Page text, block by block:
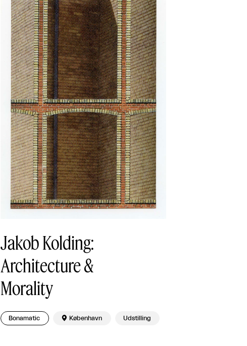
Jakob Kolding:
Architecture &
Morality
Bonamatic  København Udstilling